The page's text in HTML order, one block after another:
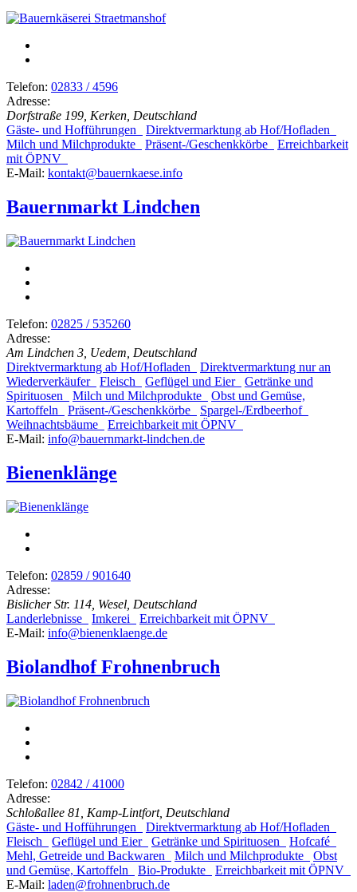
Telefon: 02833 / 4596
Adresse:
Dorfstraße 199, Kerken, Deutschland
Gäste- und Hofführungen
Direktvermarktung ab Hof/Hofladen
Milch und Milchprodukte
Präsent-/Geschenkkörbe
Erreichbarkeit
mit ÖPNV
E-Mail: kontakt@bauernkaese.info
Bauernmarkt Lindchen
Telefon: 02825 / 535260
Adresse:
Am Lindchen 3, Uedem, Deutschland
Direktvermarktung ab Hof/Hofladen
Direktvermarktung nur an
Wiederverkäufer
Fleisch Geflügel und Eier
Getränke und
Spirituosen
Milch und Milchprodukte
Obst und Gemüse,
Kartoffeln
Präsent-/Geschenkkörbe
Spargel-/Erdbeerhof
Weihnachtsbäume
Erreichbarkeit mit ÖPNV
E-Mail: info@bauernmarkt-lindchen.de
Bienenklänge
Telefon: 02859 / 901640
Adresse:
Bislicher Str. 114, Wesel, Deutschland
Landerlebnisse
Imkerei
Erreichbarkeit mit ÖPNV
E-Mail: info@bienenklaenge.de
Biolandhof Frohnenbruch
Telefon: 02842 / 41000
Adresse:
Schloßallee 81, Kamp-Lintfort, Deutschland
Gäste- und Hofführungen
Direktvermarktung ab Hof/Hofladen
Fleisch
Geflügel und Eier Getränke und Spirituosen
Hofcafé
Mehl, Getreide und Backwaren
Milch und Milchprodukte
Obst
und Gemüse, Kartoffeln
Bio-Produkte
Erreichbarkeit mit ÖPNV
E-Mail: laden@frohnenbruch.de